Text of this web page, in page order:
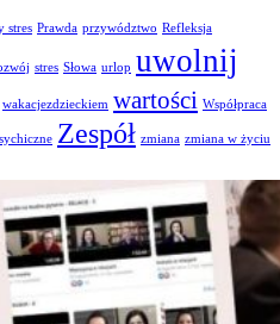
stres Prawda przywództwo Refleksja
stres Słowa urlop uwolnij
wakacjezdzieckiem wartości Współpraca
Zespół zmiana zmiana w życiu